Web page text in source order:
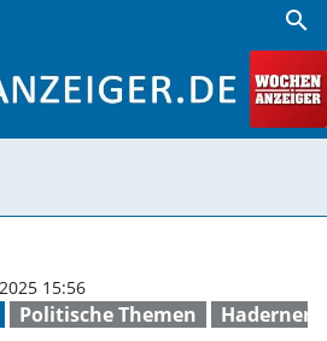
search
Politische Themen Haderner
15:56